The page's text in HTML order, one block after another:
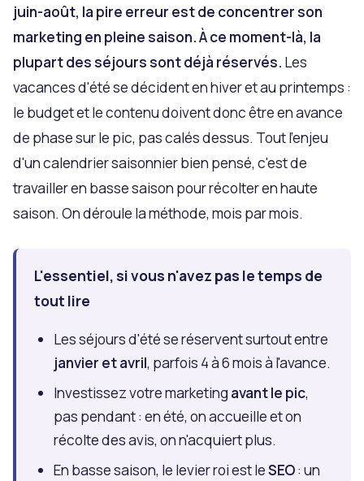
juin-août, la pire erreur est de concentrer son
marketing en pleine saison. À ce moment-là, la
plupart des séjours sont déjà réservés. Les
vacances d'été se décident en hiver et au printemps :
le budget et le contenu doivent donc être en avance
de phase sur le pic, pas calés dessus. Tout l'enjeu
d'un calendrier saisonnier bien pensé, c'est de
travailler en basse saison pour récolter en haute
saison. On déroule la méthode, mois par mois.
L'essentiel, si vous n'avez pas le temps de
tout lire
Les séjours d'été se réservent surtout entre
janvier et avril, parfois 4 à 6 mois à l'avance.
Investissez votre marketingavant le pic,
pas pendant : en été, on accueille et on
récolte des avis, on n'acquiert plus.
En basse saison, le levier roi est leSEO: un